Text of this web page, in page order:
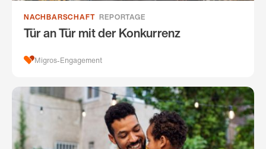
NACHBARSCHAFT REPORTAGE
Tür an Tür mit der Konkurrenz
Migros-Engagement